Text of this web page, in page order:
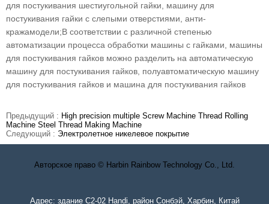
для постукивания шестиугольной гайки, машину для
постукивания гайки с слепыми отверстиями, анти-
кражамодели;В соответствии с различной степенью
автоматизации процесса обработки машины с гайками, машины
для постукивания гайков можно разделить на автоматическую
машину для постукивания гайков, полуавтоматическую машину
для постукивания гайков и машина для постукивания гайков
Предыдущий : High precision multiple Screw Machine Thread Rolling
Machine Steel Thread Making Machine
Следующий : Электролетное никелевое покрытие
Авторское право © Harbin Rainbow Technology Co., Ltd.
Адрес: здание C2-02 Handi, район Сонбэй, Харбин, Китай